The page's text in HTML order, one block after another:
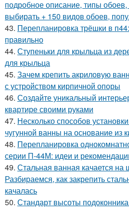
подробное описание, типы обоев,
выбирать + 150 видов обоев,
43. Перепланировка трёшки в п44:
правильно
44. Ступеньки для крыльца из
для крыльца
45. Зачем крепить акриловую
с устройством кирпичной опоры
46. Создайте уникальный
квартире своими руками
47. Несколько способов
чугунной ванны на основание из
48. Перепланировка
серии П-44М: идеи и
49. Стальная ванная качается на
Разбираемся, как закрепить
качалась
50. Стандарт высоты